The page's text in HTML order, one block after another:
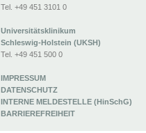
Tel. +49 451 3101 0
Universitätsklinikum
Schleswig-Holstein (UKSH)
Tel. +49 451 500 0
IMPRESSUM
DATENSCHUTZ
INTERNE MELDESTELLE (HinSchG)
BARRIEREFREIHEIT